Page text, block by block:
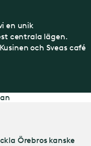
en unik
centrala lägen.
och Sveas café
Örebros kanske